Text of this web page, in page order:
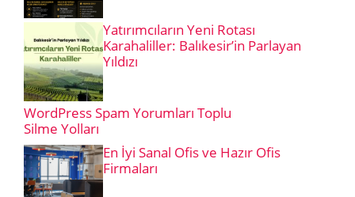
Yatırımcıların Yeni Rotası
Karahaliller: Balıkesir’in Parlayan
Yıldızı
WordPress Spam Yorumları Toplu
Silme Yolları
En İyi Sanal Ofis ve Hazır Ofis
Firmaları